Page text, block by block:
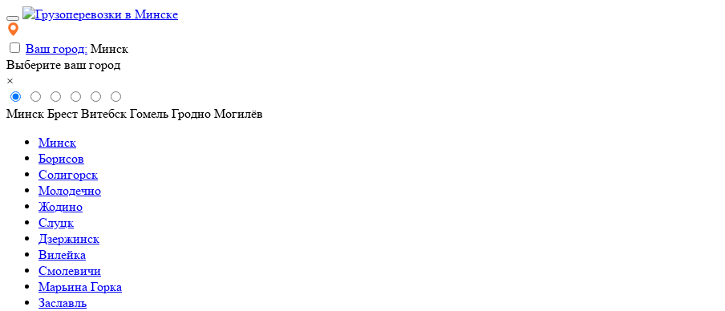
Ваш город: Минск
Выберите ваш город
×
Минск Брест Витебск Гомель Гродно Могилёв
Минск
Борисов
Солигорск
Молодечно
Жодино
Слуцк
Дзержинск
Вилейка
Смолевичи
Марьина Горка
Заславль